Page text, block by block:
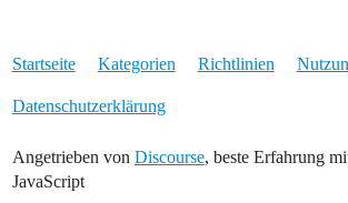
Startseite Kategorien Richtlinien
Datenschutzerklärung
Angetrieben von Discourse, beste Erfahrung
JavaScript